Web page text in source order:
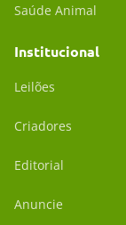
Saúde Animal
Institucional
Leilões
Criadores
Editorial
Anuncie